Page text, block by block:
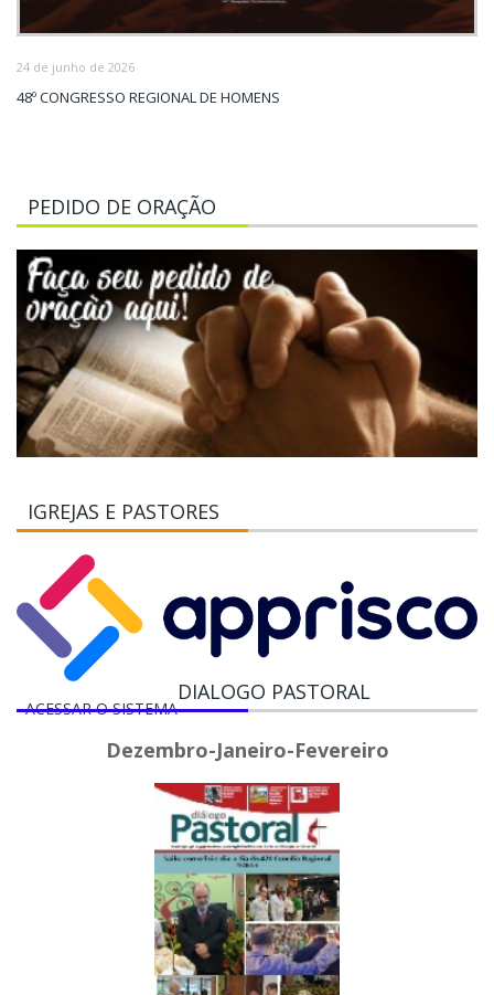
24 de junho de 2026
48º CONGRESSO REGIONAL DE HOMENS
PEDIDO DE ORAÇÃO
IGREJAS E PASTORES
ACESSAR O SISTEMA
DIALOGO PASTORAL
Dezembro-Janeiro-Fevereiro